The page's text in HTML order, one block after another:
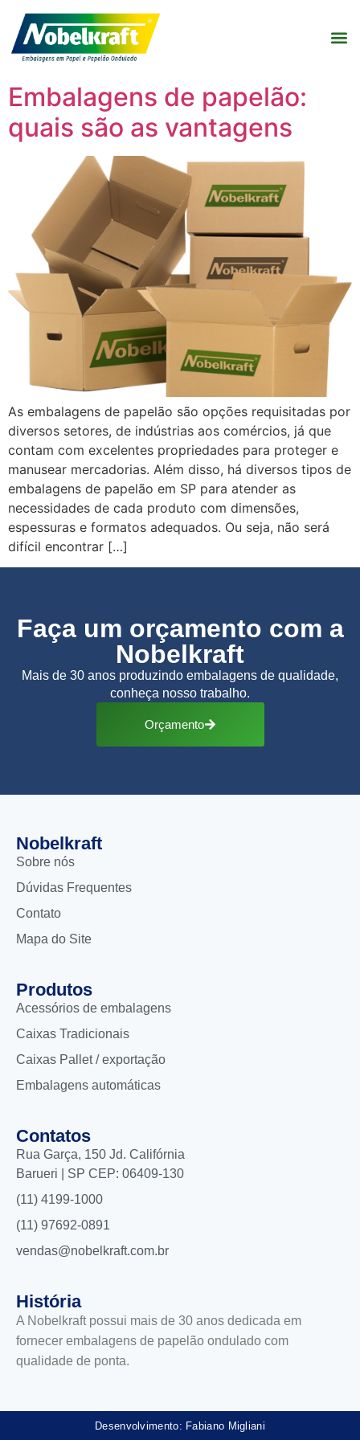
Embalagens de papelão:
quais são as vantagens
As embalagens de papelão são opções requisitadas por
diversos setores, de indústrias aos comércios, já que
contam com excelentes propriedades para proteger e
manusear mercadorias. Além disso, há diversos tipos de
embalagens de papelão em SP para atender as
necessidades de cada produto com dimensões,
espessuras e formatos adequados. Ou seja, não será
difícil encontrar […]
Faça um orçamento com a
Nobelkraft
Mais de 30 anos produzindo embalagens de qualidade,
conheça nosso trabalho.
Orçamento
Nobelkraft
Sobre nós
Dúvidas Frequentes
Contato
Mapa do Site
Produtos
Acessórios de embalagens
Caixas Tradicionais
Caixas Pallet / exportação
Embalagens automáticas
Contatos
Rua Garça, 150 Jd. Califórnia
Barueri | SP CEP: 06409-130
(11) 4199-1000
(11) 97692-0891
vendas@nobelkraft.com.br
História
A Nobelkraft possui mais de 30 anos dedicada em
fornecer embalagens de papelão ondulado com
qualidade de ponta.
Desenvolvimento: Fabiano Migliani